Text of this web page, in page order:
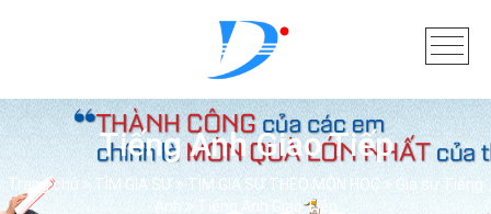
Tiếng Anh Giao Tiếp
Trang chủ TÌM GIA SƯ TÌM GIA SƯ THEO MÔN HỌC
Gia sư Tiếng
Anh
Tiếng Anh Giao Tiếp